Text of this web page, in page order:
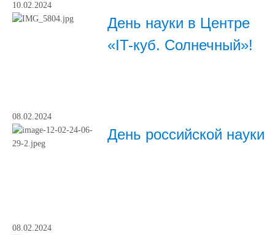
10.02.2024
День науки в Центре
«IT-куб. Солнечный»!
08.02.2024
День российской науки
08.02.2024